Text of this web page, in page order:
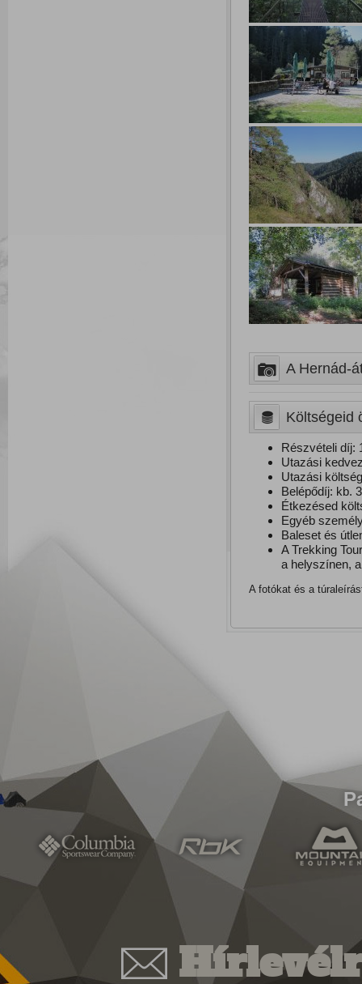
A Hernád-
Költségeid
Részvételi díj:
Utazási
Utazási
Belépődíj: kb.
Étkezésed
Egyéb
Baleset és
A Trekking
a helyszínen,
A fotókat és a